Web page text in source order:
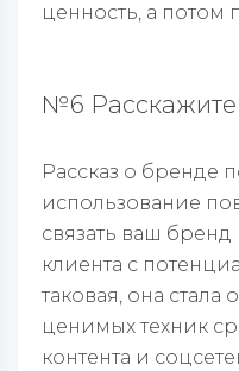
ценность, а потом
№6
Рассказ о бренде
использование
связать ваш
клиента с
таковая, она
ценимых техник
контента и